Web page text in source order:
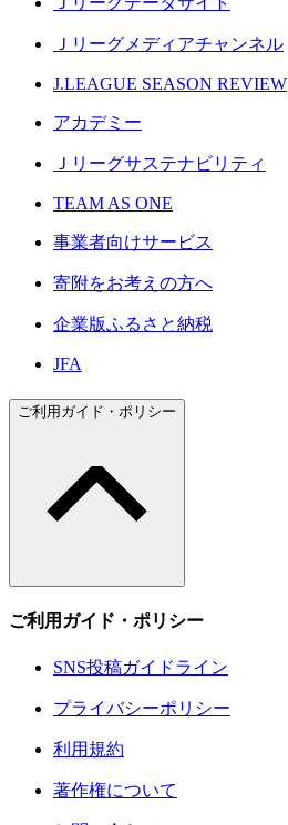
Ｊリーグメディアチャンネル
J.LEAGUE SEASON REVIEW
アカデミー
Ｊリーグサステナビリティ
TEAM AS ONE
事業者向けサービス
寄附をお考えの方へ
企業版ふるさと納税
JFA
ご利用ガイド・ポリシー
ご利用ガイド・ポリシー
SNS投稿ガイドライン
プライバシーポリシー
利用規約
著作権について